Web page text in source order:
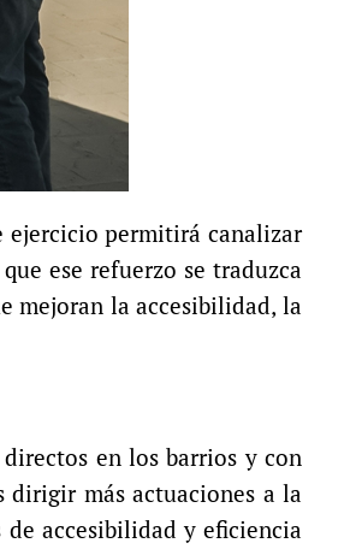
ejercicio permitirá canalizar
ese refuerzo se traduzca
mejoran la accesibilidad, la
en los barrios y con
dirigir más actuaciones a la
accesibilidad y eficiencia